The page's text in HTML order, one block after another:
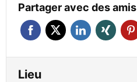
Partager avec des amis
Lieu